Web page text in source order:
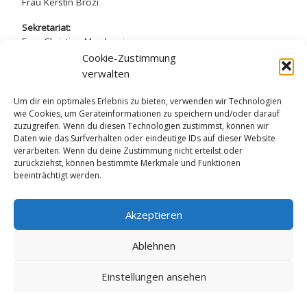
Cookie-Zustimmung
verwalten
Um dir ein optimales Erlebnis zu bieten, verwenden wir Technologien
wie Cookies, um Geräteinformationen zu speichern und/oder darauf
zuzugreifen. Wenn du diesen Technologien zustimmst, können wir
Daten wie das Surfverhalten oder eindeutige IDs auf dieser Website
verarbeiten. Wenn du deine Zustimmung nicht erteilst oder
zurückziehst, können bestimmte Merkmale und Funktionen
beeinträchtigt werden.
Akzeptieren
Ablehnen
Einstellungen ansehen
Sekretariat:
Frau Christina Marchewicz
Frau Nadine Simros
sekretariat@arndt-gymnasium.de
Datenschutzerklärung
Impressum
vorbehalten